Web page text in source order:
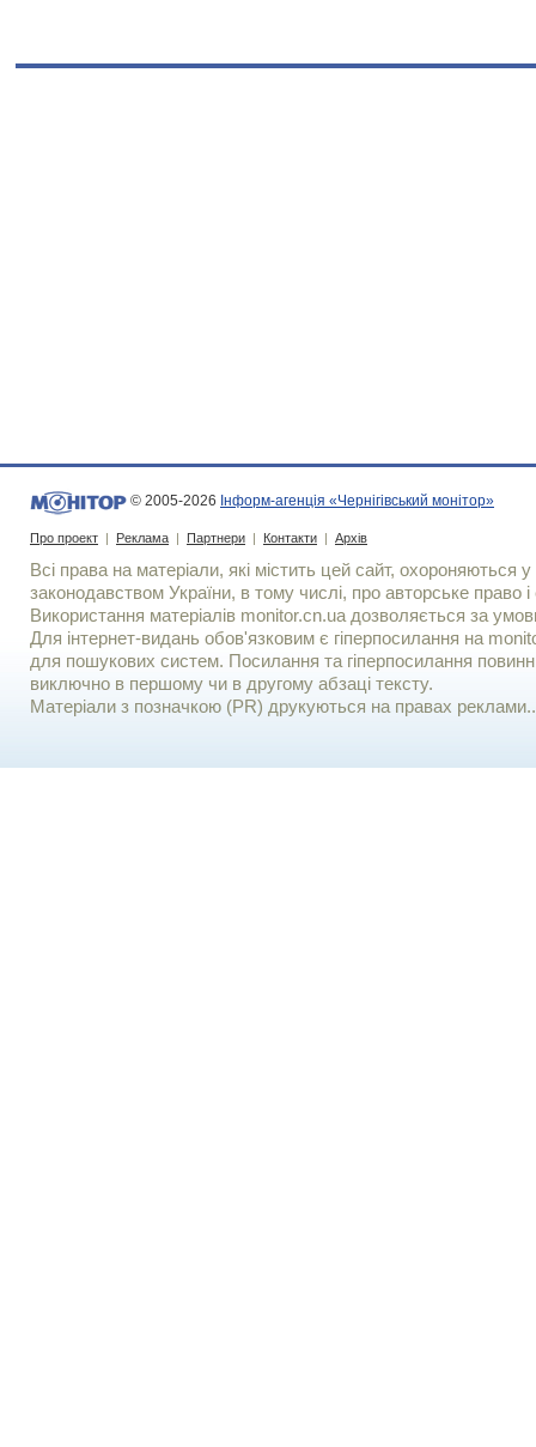
© 2005-2026 Інформ-агенція «Чернігівський монітор»
Про проект | Реклама | Партнери | Контакти | Архів
Всі права на матеріали, які містить цей сайт, охороняються у
законодавством України, в тому числі, про авторське право і
Використання матерiалiв monitor.cn.ua дозволяється за
Для iнтернет-видань обов'язковим є гiперпосилання на
для пошукових систем. Посилання та гіперпосилання
виключно в першому чи в другому абзаці тексту.
Матеріали з позначкою (PR) друкуються на правах реклами..